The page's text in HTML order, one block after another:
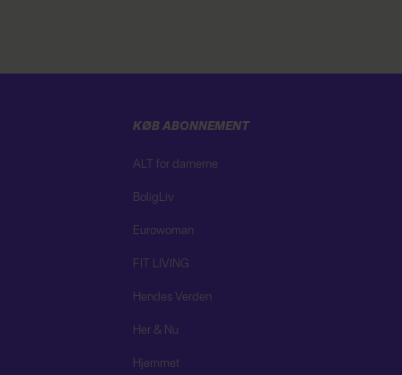
KØB ABONNEMENT
ALT for damerne
BoligLiv
Eurowoman
FIT LIVING
Hendes Verden
Her & Nu
Hjemmet